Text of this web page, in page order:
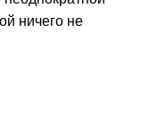
ничего не